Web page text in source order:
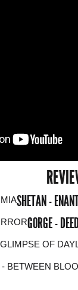
SHETAN -
GORGE -